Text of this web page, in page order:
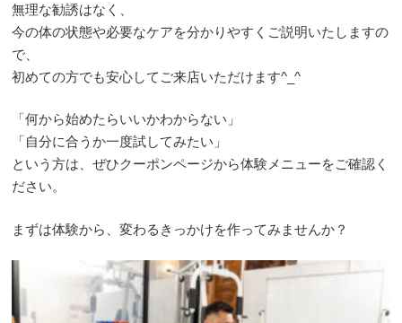
無理な勧誘はなく、
今の体の状態や必要なケアを分かりやすくご説明いたしますの
で、
初めての方でも安心してご来店いただけます^_^
「何から始めたらいいかわからない」
「自分に合うか一度試してみたい」
という方は、ぜひクーポンページから体験メニューをご確認く
ださい。
まずは体験から、変わるきっかけを作ってみませんか？